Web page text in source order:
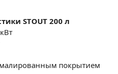
STOUT 200 л
покрытием